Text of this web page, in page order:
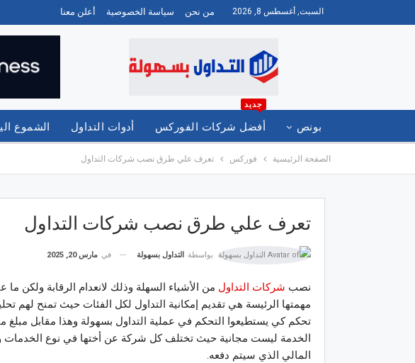
السبت, أغسطس 8, 2026 من نحن سياسة الخصوصية أعلن معنا
بونص أفضل شركات الفوركس
جديد
أدوات التداول الشموع
العربية
الصفحة الرئيسية فوركس تعرف علي طرق نصب شركات التداول
تعرف علي طرق نصب شركات التداول
بواسطة التداول بسهولة في مارس 20, 2025
نصب شركات التداول من الأشياء السهلة وذلك لانعدام الرقابة ولكن
مهمتها الرئيسة هي تقديم إمكانية التداول لكل الفئات حيث تمنح لهم
تحكم كي يستطيعوا التحكم في عملية التداول بسهولة وهذا مقابل مبلغ
الخدمة ليست مجانية حيث تختلف كل شركة عن أختها في نوع الخدمات
المالي الذي سيتم دفعه.